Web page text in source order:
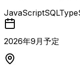
スの機能拡張および
SSR／CSRを前提と
行いながら、UI／
していきます。 事業目線でユーザー体験の向上に取り組み
つつ、既存コードの
JavaScriptSQL
2026年9月予定